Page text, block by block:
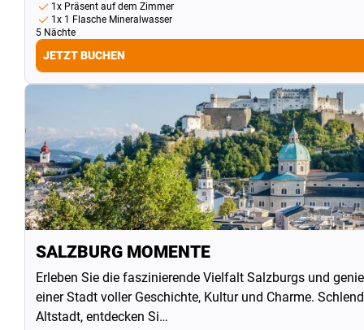
1x Präsent auf dem Zimmer
1x 1 Flasche Mineralwasser
5 Nächte
JETZT BUCHEN
SALZBURG MOMENTE
Erleben Sie die faszinierende Vielfalt Salzburgs und
einer Stadt voller Geschichte, Kultur und Charme.
Altstadt, entdecken Si…